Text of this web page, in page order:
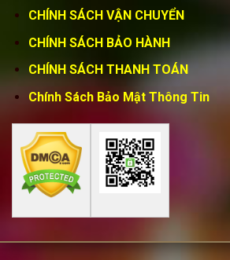
CHÍNH SÁCH VẬN CHUYỂN
CHÍNH SÁCH BẢO HÀNH
CHÍNH SÁCH THANH TOÁN
Chính Sách Bảo Mật Thông Tin